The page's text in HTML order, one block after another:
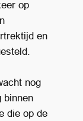
op
en
nog
binnen
die op de